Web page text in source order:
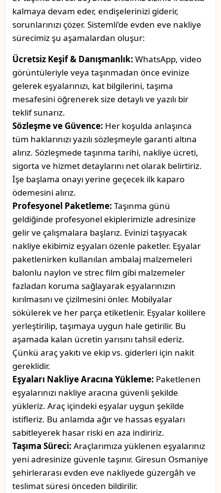
kalmaya devam eder, endişelerinizi giderir,
sorunlarınızı çözer. Sistemli’de evden eve nakliye
sürecimiz şu aşamalardan oluşur:
Ücretsiz Keşif & Danışmanlık: WhatsApp, video
görüntüleriyle veya taşınmadan önce evinize
gelerek eşyalarınızı, kat bilgilerini, taşıma
mesafesini öğrenerek size detaylı ve yazılı bir
teklif sunarız.
Sözleşme ve Güvence: Her koşulda anlaşınca
tüm haklarınızı yazılı sözleşmeyle garanti altına
alırız. Sözleşmede taşınma tarihi, nakliye ücreti,
sigorta ve hizmet detaylarını net olarak belirtiriz.
İşe başlama onayı yerine geçecek ilk kaparo
ödemesini alırız.
Profesyonel Paketleme: Taşınma günü
geldiğinde profesyonel ekiplerimizle adresinize
gelir ve çalışmalara başlarız. Evinizi taşıyacak
nakliye ekibimiz eşyaları özenle paketler. Eşyalar
paketlenirken kullanılan ambalaj malzemeleri
balonlu naylon ve strec film gibi malzemeler
fazladan koruma sağlayarak eşyalarınızın
kırılmasını ve çizilmesini önler. Mobilyalar
sökülerek ve her parça etiketlenir. Eşyalar kolilere
yerleştirilip, taşımaya uygun hale getirilir. Bu
aşamada kalan ücretin yarısını tahsil ederiz.
Çünkü araç yakıtı ve ekip vs. giderleri için nakit
gereklidir.
Eşyaları Nakliye Aracına Yükleme: Paketlenen
eşyalarınızı nakliye aracına güvenli şekilde
yükleriz. Araç içindeki eşyalar uygun şekilde
istifleriz. Bu anlamda ağır ve hassas eşyaları
sabitleyerek hasar riski en aza indiririz.
Taşıma Süreci: Araçlarımıza yüklenen eşyalarınız
yeni adresinize güvenle taşınır. Giresun Osmaniye
şehirlerarası evden eve nakliyede güzergâh ve
teslimat süresi önceden bildirilir.